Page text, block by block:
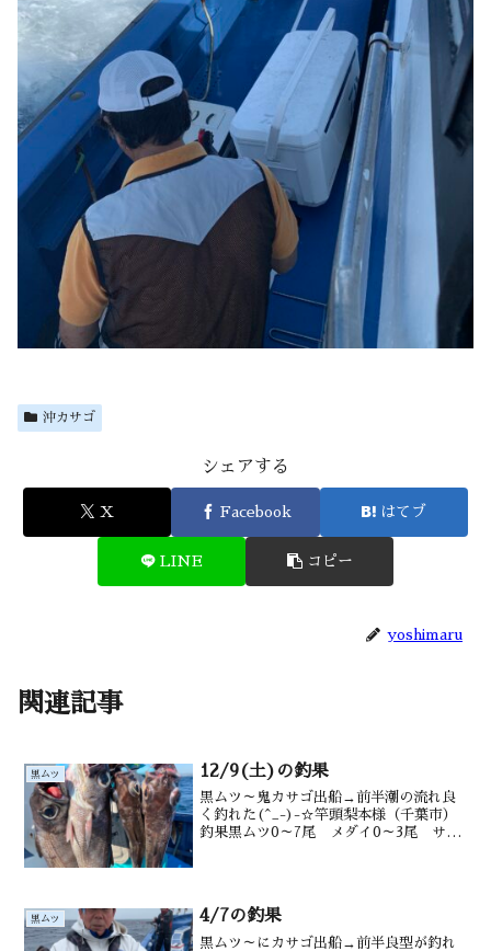
沖カサゴ
シェアする
X Facebook はてブ
LINE コピー
yoshimaru
関連記事
黒ムツ 12/9(土)の釣果
黒ムツ～鬼カサゴ出船→前半潮の流れ良
く釣れた(^_-)-☆竿頭梨本様（千葉市）
釣果黒ムツ0～7尾 メダイ0～3尾 サバ
黒ムツ 4/7の釣果
黒ムツ～にカサゴ出船→前半良型が釣れ